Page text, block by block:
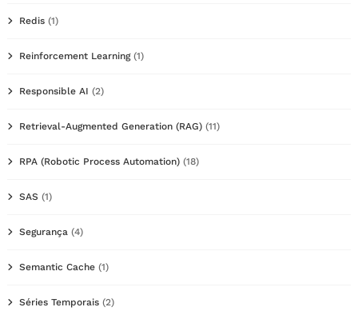
Redis (1)
Reinforcement Learning(1)
Responsible AI (2)
Retrieval-Augmented Generation (RAG) (11)
RPA (Robotic Process Automation) (18)
SAS (1)
Segurança (4)
Semantic Cache (1)
Séries Temporais (2)